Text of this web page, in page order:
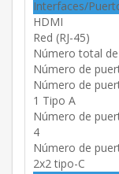
Interfaces/
HDMI
Red (RJ-45)
Número total
Número de
Número de
1 Tipo A
Número de
4
Número de
2x2 tipo-C